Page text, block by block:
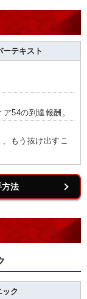
ーテキスト
54の到達報酬。
もう抜け出すこ
方法
ック